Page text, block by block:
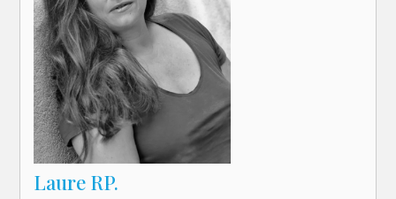
Laure RP.